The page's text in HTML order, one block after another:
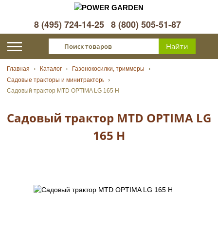
8 (495) 724-14-25 8 (800) 505-51-87
Главная Каталог
Газонокосилки, триммеры
Садовые тракторы и минитракторы
Садовый трактор MTD OPTIMA LG 165 H
Садовый трактор MTD OPTIMA LG
165 H